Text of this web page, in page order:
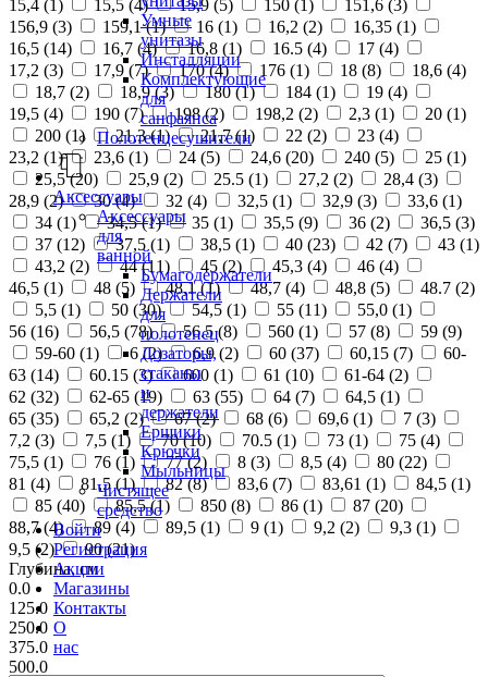
Умные
унитазы
Инсталляции
Комплектующие
для
санфаянса
Полотенцесушители
Аксессуары
Аксессуары
для
ванной
Бумагодержатели
Держатели
для
полотенец
Дозаторы,
стаканы
и
держатели
Ершики
Крючки
Мыльницы
Чистящее
средство
Войти
Регистрация
Акции
Магазины
Контакты
О
нас
15,4 (1 ) 15,5 (4) 15,9 (5) 150 (1 ) 151,6 (3)
156,9 (3) 159,1 (1) 16 (1) 16,2 (2) 16,35 (1)
16,5 (14) 16,7 (4) 16,8 (1) 16.5 (4) 17 (4)
17,2 (3) 17,9 (7) 170 (4) 176 (1) 18 (8) 18,6 (4)
18,7 (2) 18,9 (3) 180 (1) 184 (1) 19 (4)
19,5 (4) 190 (7) 198 (2) 198,2 (2) 2,3 (1) 20 (1)
200 (1) 21,3 (1) 21,7 (1) 22 (2) 23 (4)
23,2 (1) 23,6 (1) 24 (5) 24,6 (20) 240 (5) 25 (1)
25,5 (20) 25,9 (2) 25.5 (1) 27,2 (2) 28,4 (3)
28,9 (2) 30 (4) 32 (4) 32,5 (1) 32,9 (3) 33,6 (1)
34 (1) 34,5 (1) 35 (1) 35,5 (9) 36 (2) 36,5 (3)
37 (12) 37,5 (1) 38,5 (1) 40 (23) 42 (7) 43 (1)
43,2 (2) 44 (11) 45 (2) 45,3 (4) 46 (4)
46,5 (1) 48 (5) 48,1 (1) 48,7 (4) 48,8 (5) 48.7 (2)
5,5 (1) 50 (30) 54,5 (1) 55 (11) 55,0 (1)
56 (16) 56,5 (78) 56.5 (8) 560 (1) 57 (8) 59 (9)
59-60 (1) 6 (2) 6,9 (2) 60 (37) 60,15 (7)
60-
63 (14) 60.15 (3) 600 (1) 61 (10) 61-64 (2)
62 (32) 62-65 (19) 63 (55) 64 (7) 64,5 (1)
65 (35) 65,2 (2) 67 (2) 68 (6) 69,6 (1) 7 (3)
7,2 (3) 7,5 (1) 70 (10) 70.5 (1) 73 (1) 75 (4)
75,5 (1) 76 (1) 77 (2) 8 (3) 8,5 (4) 80 (22)
81 (4) 81,5 (1) 82 (8) 83,6 (7) 83,61 (1) 84,5 (1)
85 (40) 85,5 (1) 850 (8) 86 (1) 87 (20)
88,7 (4) 89 (4) 89,5 (1) 9 (1) 9,2 (2) 9,3 (1)
9,5 (2) 90 (21)
Глубина, см
0.0
125.0
250.0
375.0
500.0